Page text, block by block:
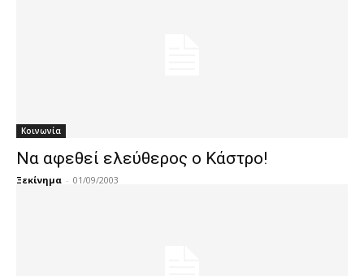
Κοινωνία
Να αφεθεί ελεύθερος ο Κάστρο!
Ξεκίνημα - 01/09/2003